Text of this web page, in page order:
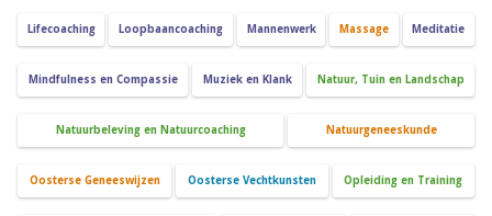
Lifecoaching Loopbaancoaching Mannenwerk Massage Meditatie
Mindfulness en Compassie Muziek en Klank Natuur, Tuin en Landschap
Natuurbeleving en Natuurcoaching Natuurgeneeskunde
Oosterse Geneeswijzen Oosterse Vechtkunsten Opleiding en Training